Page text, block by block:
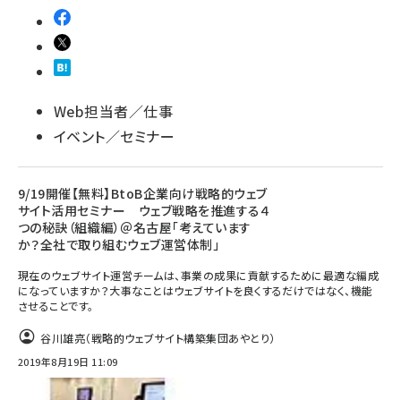
Web担当者／仕事
イベント／セミナー
9/19開催【無料】BtoB企業向け戦略的ウェブ
サイト活用セミナー ウェブ戦略を推進する４
つの秘訣（組織編）＠名古屋「考えています
か？全社で取り組むウェブ運営体制」
現在のウェブサイト運営チームは、事業の成果に貢献するために最適な編成
になっていますか？大事なことはウェブサイトを良くするだけではなく、機能
させることです。
谷川雄亮（戦略的ウェブサイト構築集団あやとり）
2019年8月19日 11:09